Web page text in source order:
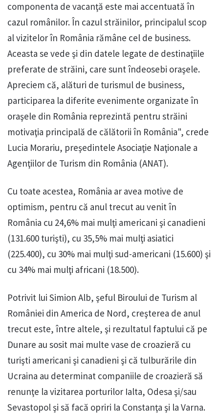
componenta de vacanţă este mai accentuată în
cazul românilor. În cazul străinilor, principalul scop
al vizitelor în România rămâne cel de business.
Aceasta se vede şi din datele legate de destinaţiile
preferate de străini, care sunt îndeosebi oraşele.
Apreciem că, alături de turismul de business,
participarea la diferite evenimente organizate în
oraşele din România reprezintă pentru străini
motivaţia principală de călătorii în România", crede
Lucia Morariu, preşedintele Asociaţie Naţionale a
Agenţiilor de Turism din România (ANAT).
Cu toate acestea, România ar avea motive de
optimism, pentru că anul trecut au venit în
România cu 24,6% mai mulţi americani şi canadieni
(131.600 turişti), cu 35,5% mai mulţi asiatici
(225.400), cu 30% mai mulţi sud-americani (15.600) şi
cu 34% mai mulţi africani (18.500).
Potrivit lui Simion Alb, şeful Biroului de Turism al
României din America de Nord, creşterea de anul
trecut este, între altele, şi rezultatul faptului că pe
Dunare au sosit mai multe vase de croazieră cu
turişti americani şi canadieni şi că tulburările din
Ucraina au determinat companiile de croazieră să
renunţe la vizitarea porturilor Ialta, Odesa şi/sau
Sevastopol şi să facă opriri la Constanţa şi la Varna.